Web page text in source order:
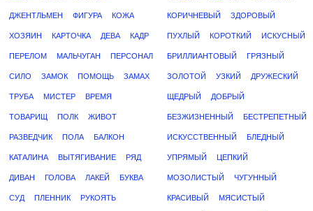
ДЖЕНТЛЬМЕН ФИГУРА КОЖА
ХОЗЯИН КАРТОЧКА ДЕВА КАДР
ПЕРЕЛОМ МАЛЬЧУГАН ПЕРСОНАЛ
СИЛО ЗАМОК ПОМОЩЬ ЗАМАХ
ТРУБА МИСТЕР ВРЕМЯ
ТОВАРИЩ ПОЛК ЖИВОТ
РАЗВЕДЧИК ПОЛА БАЛКОН
КАТАЛИНА ВЫТЯГИВАНИЕ РЯД
ДИВАН ГОЛОВА ЛАКЕЙ БУКВА
СУД ПЛЕННИК РУКОЯТЬ
КОРИЧНЕВЫЙ ЗДОРОВЫЙ
ПУХЛЫЙ КОРОТКИЙ ИСКУСНЫЙ
БРИЛЛИАНТОВЫЙ ГРЯЗНЫЙ
ЗОЛОТОЙ УЗКИЙ ДРУЖЕСКИЙ
ЩЕДРЫЙ ДОБРЫЙ
БЕЗЖИЗНЕННЫЙ БЕСТРЕПЕТНЫЙ
ИСКУССТВЕННЫЙ БЛЕДНЫЙ
УПРЯМЫЙ ЦЕПКИЙ
МОЗОЛИСТЫЙ ЧУГУННЫЙ
КРАСИВЫЙ МЯСИСТЫЙ